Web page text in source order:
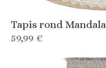
Tapis rond Mandala
59,99 €